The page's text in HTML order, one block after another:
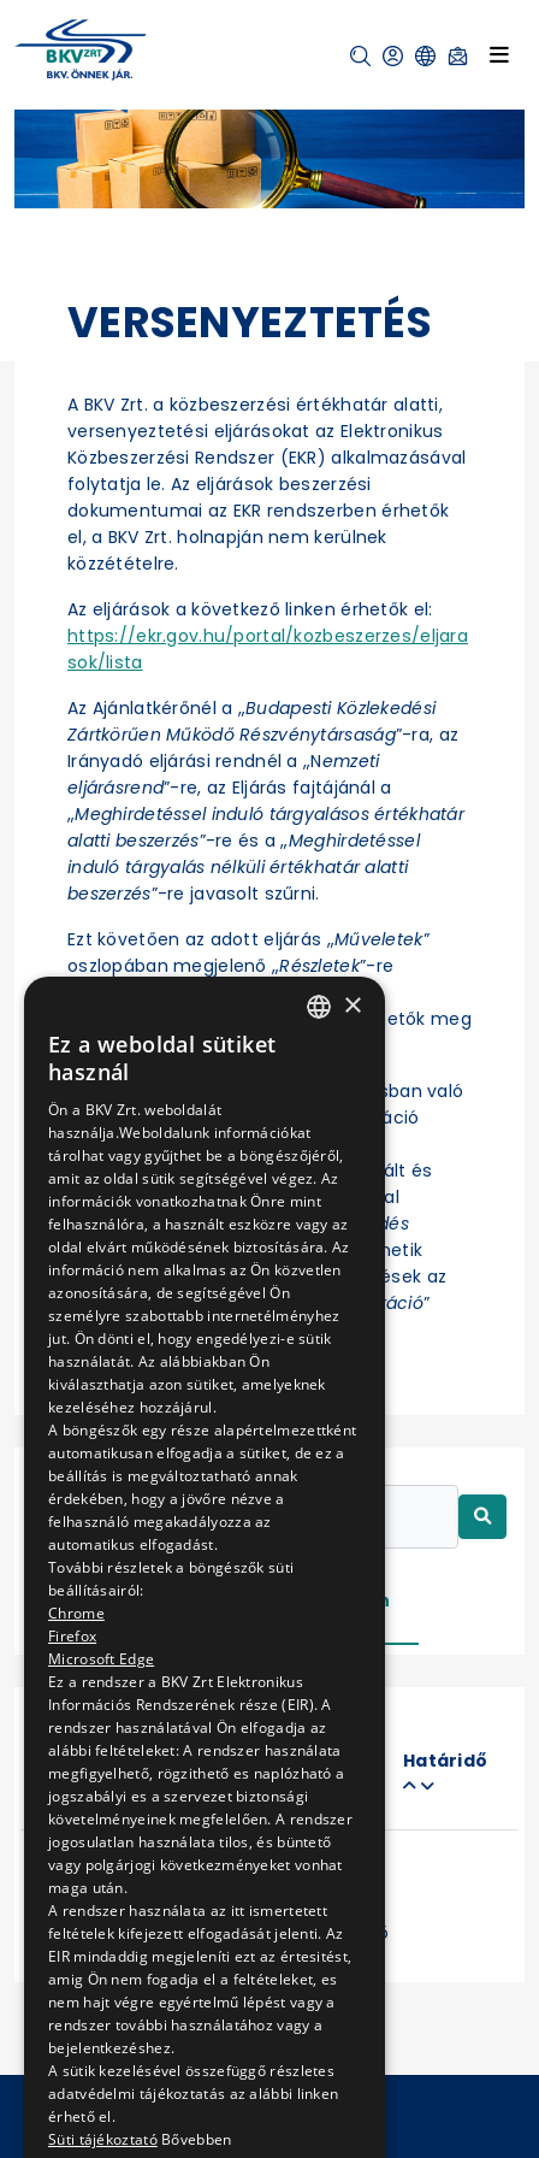
VERSENYEZTETÉS
A BKV Zrt. a közbeszerzési értékhatár alatti,
versenyeztetési eljárásokat az Elektronikus
Közbeszerzési Rendszer (EKR) alkalmazásával
folytatja le. Az eljárások beszerzési
dokumentumai az EKR rendszerben érhetők
el, a BKV Zrt. holnapján nem kerülnek
közzétételre.
Az eljárások a következő linken érhetők el:
https://ekr.gov.hu/portal/kozbeszerzes/eljara
sok/lista
Az Ajánlatkérőnél a „Budapesti Közlekedési
Zártkörűen Működő Részvénytársaság”-ra, az
Irányadó eljárási rendnél a „Nemzeti
eljárásrend”-re, az Eljárás fajtájánál a
„Meghirdetéssel induló tárgyalásos értékhatár
alatti beszerzés”-re és a „Meghirdetéssel
induló tárgyalás nélküli értékhatár alatti
beszerzés”-re javasolt szűrni.
Ezt követően az adott eljárás „Műveletek”
oszlopában megjelenő „Részletek”-re
kattintás után érhető el az eljárás
ajánlattételi felhívása, illetve tekinthetők meg
az eljárásra vonatkozó főbb adatok.
Felhívjuk a figyelmet, hogy az eljárásban való
részvételhez az EKR-be való regisztráció
szükséges! Az eljárás további
dokumentumait az EKR-ben regisztrált és
ajánlat összeállítására jogosultsággal
rendelkező Felhasználók az „Érdeklődés
jelzése” funkció indítása után tekinthetik
meg. Az eljárással kapcsolatos kérdések az
EKR-ben erre létrehozott „
Kommunikáció”
felületen tehetők fel.
Folyamatban
Cím
Eljárás
száma
Határidő
Előző 1 Következő
×
Ez a weboldal sütiket
használ
Ön a BKV Zrt. weboldalát
használja.Weboldalunk információkat
tárolhat vagy gyűjthet be a böngészőjéről,
amit az oldal sütik segítségével végez. Az
információk vonatkozhatnak Önre mint
felhasználóra, a használt eszközre vagy az
oldal elvárt működésének biztosítására. Az
információ nem alkalmas az Ön közvetlen
azonosítására, de segítségével Ön
személyre szabottabb internetélményhez
jut. Ön dönti el, hogy engedélyezi-e sütik
használatát. Az alábbiakban Ön
kiválaszthatja azon sütiket, amelyeknek
kezeléséhez hozzájárul.
A böngészők egy része alapértelmezettként
automatikusan elfogadja a sütiket, de ez a
beállítás is megváltoztatható annak
érdekében, hogy a jövőre nézve a
felhasználó megakadályozza az
automatikus elfogadást.
További részletek a böngészők süti
beállításairól:
Chrome
Firefox
Microsoft Edge
Ez a rendszer a BKV Zrt Elektronikus
Információs Rendszerének része (EIR). A
rendszer használatával Ön elfogadja az
alábbi feltételeket: A rendszer használata
megfigyelhető, rögzithető es naplózható a
jogszabályi es a szervezet biztonsági
követelményeinek megfelelően. A rendszer
jogosulatlan használata tilos, és büntető
vagy polgárjogi következményeket vonhat
maga után.
A rendszer használata az itt ismertetett
feltételek kifejezett elfogadását jelenti. Az
EIR mindaddig megjeleníti ezt az értesitést,
amig Ön nem fogadja el a feltételeket, es
nem hajt végre egyértelmű lépést vagy a
rendszer további használatához vagy a
bejelentkezéshez.
A sütik kezelésével összefüggő részletes
adatvédelmi tájékoztatás az alábbi linken
érhető el.
Süti tájékoztató Bővebben